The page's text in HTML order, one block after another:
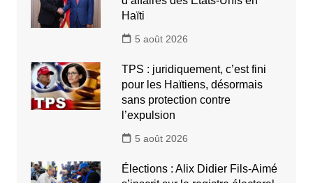
Haïti
5 août 2026
TPS : juridiquement, c’est fini
pour les Haïtiens, désormais
sans protection contre
l’expulsion
5 août 2026
Élections : Alix Didier Fils-Aimé